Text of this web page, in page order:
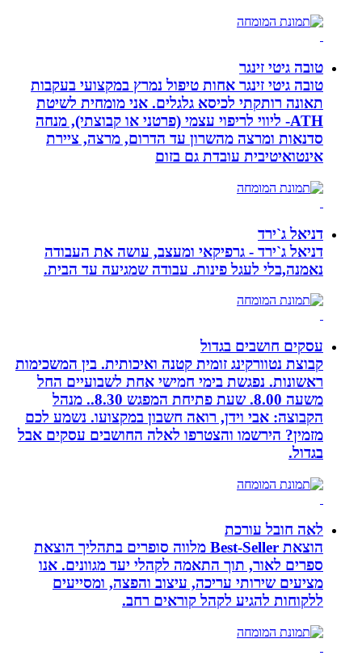
טובה גיטי זינגר
טובה גיטי זינגר אחות טיפול נמרץ במקצועי בעקבות
תאונה רותקתי לכיסא גלגלים. אני מומחית לשיטת
ATH- ליווי לריפוי עצמי (פרטני או קבוצתי), מנחה
סדנאות ומרצה מהשרון עד הדרום, מרצה, ציירת
אינטואיטיבית עובדת גם בזום
דניאל ג`ירד
דניאל ג`ירד - גרפיקאי ומעצב, עושה את העבודה
נאמנה,בלי לעגל פינות. עבודה שמגיעה עד הבית.
עסקים חושבים בגדול
קבוצת נטוורקינג זומית קטנה ואיכותית. בין המשכימות
ראשונות. נפגשת בימי חמישי אחת לשבועיים החל
משעה 8.00. שעת פתיחת המפגש 8.30.. מנהל
הקבוצה: אבי וידן, רואה חשבון במקצועו. נשמע לכם
מזמין? הירשמו והצטרפו לאלה החושבים עסקים אבל
בגדול.
לאה חובל עורכת
הוצאת Best-Seller מלווה סופרים בתהליך הוצאת
ספרים לאור, תוך התאמה לקהלי יעד מגוונים. אנו
מציעים שירותי עריכה, עיצוב והפצה, ומסייעים
ללקוחות להגיע לקהל קוראים רחב.